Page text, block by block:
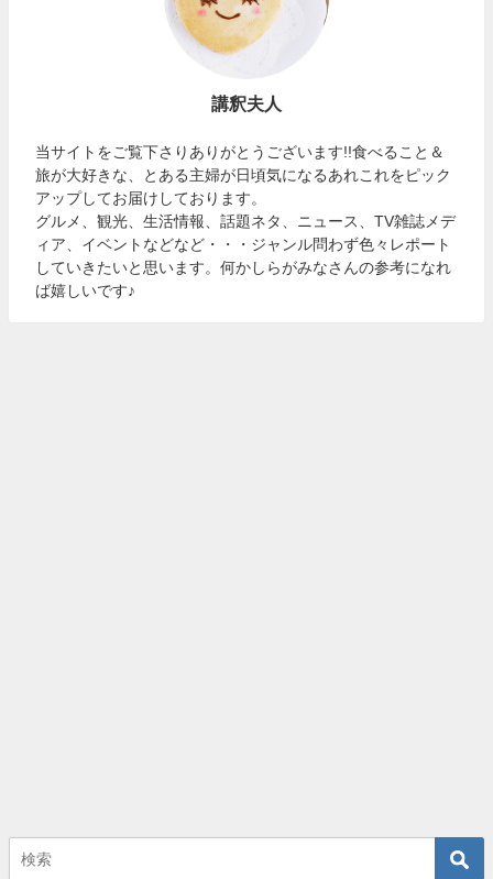
講釈夫人
当サイトをご覧下さりありがとうございます!!食べること＆
旅が大好きな、とある主婦が日頃気になるあれこれをピック
アップしてお届けしております。
グルメ、観光、生活情報、話題ネタ、ニュース、TV雑誌メデ
ィア、イベントなどなど・・・ジャンル問わず色々レポート
していきたいと思います。何かしらがみなさんの参考になれ
ば嬉しいです♪